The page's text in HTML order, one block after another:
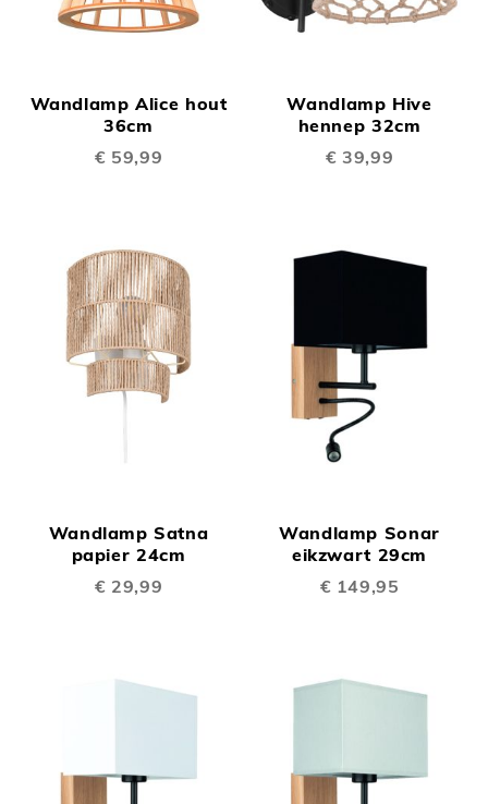
Wandlamp Alice hout
36cm
€ 59,99
Wandlamp Hive
hennep 32cm
€ 39,99
Wandlamp Satna
papier 24cm
€ 29,99
Wandlamp Sonar
eikzwart 29cm
€ 149,95